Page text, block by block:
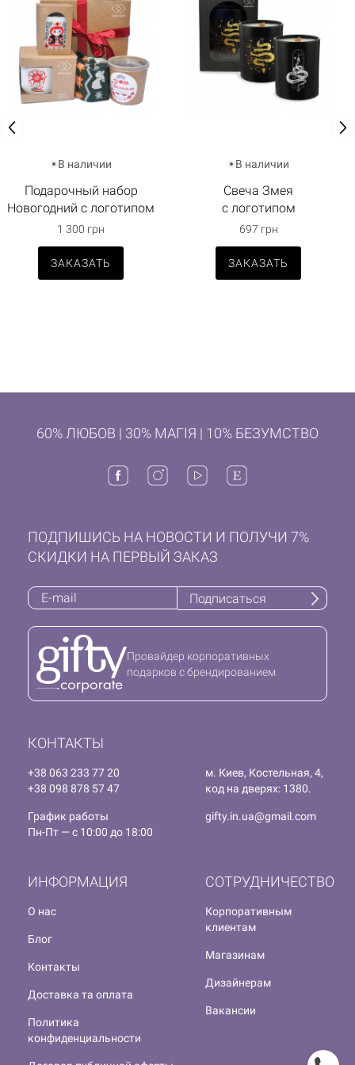
В наличии
Подарочный набор
Новогодний с логотипом
1 300 грн
ЗАКАЗАТЬ
В наличии
Свеча Змея
с логотипом
697 грн
ЗАКАЗАТЬ
60% ЛЮБОВ | 30% МАГІЯ | 10% БЕЗУМСТВО
КОНТАКТЫ
+38 063 233 77 20
+38 098 878 57 47
м. Киев, Костельная, 4,
код на дверях: 1380.
График работы
Пн-Пт — с 10:00 до 18:00
gifty.in.ua@gmail.com
СОТРУДНИЧЕСТВО
Корпоративным
клиентам
Магазинам
Дизайнерам
Вакансии
ИНФОРМАЦИЯ
О нас
Блог
Контакты
Доставка та оплата
Политика
конфиденциальности
ПОДПИШИСЬ НА НОВОСТИ И ПОЛУЧИ 7%
СКИДКИ НА ПЕРВЫЙ ЗАКАЗ
Подписаться
Провайдер корпоративных
подарков с брендированием